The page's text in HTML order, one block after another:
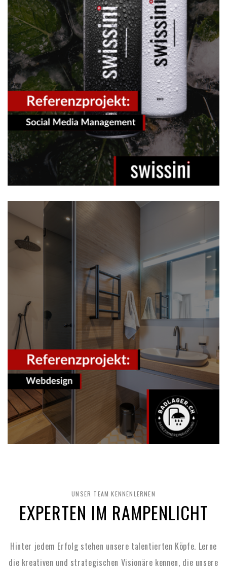
UNSER TEAM KENNENLERNEN
EXPERTEN IM RAMPENLICHT
Hinter jedem Erfolg stehen unsere talentierten Köpfe. Lerne
die kreativen und strategischen Visionäre kennen, die unsere